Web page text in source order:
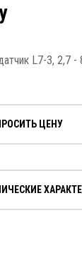
L7-3, 2,7 -
ЦЕНУ